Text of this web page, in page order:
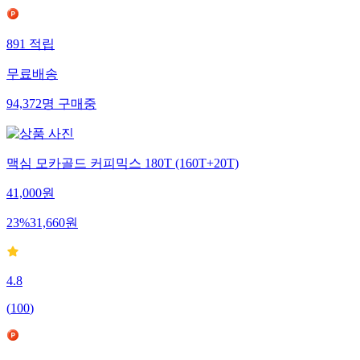
891적립
무료배송
94,372명구매중
맥심 모카골드 커피믹스 180T (160T+20T)
41,000원
23%31,660원
4.8
(100)